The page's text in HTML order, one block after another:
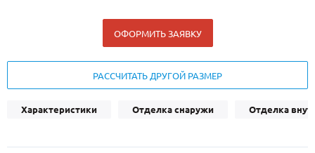
ОФОРМИТЬ ЗАЯВКУ
РАССЧИТАТЬ ДРУГОЙ РАЗМЕР
Характеристики Отделка снаружи Отделка